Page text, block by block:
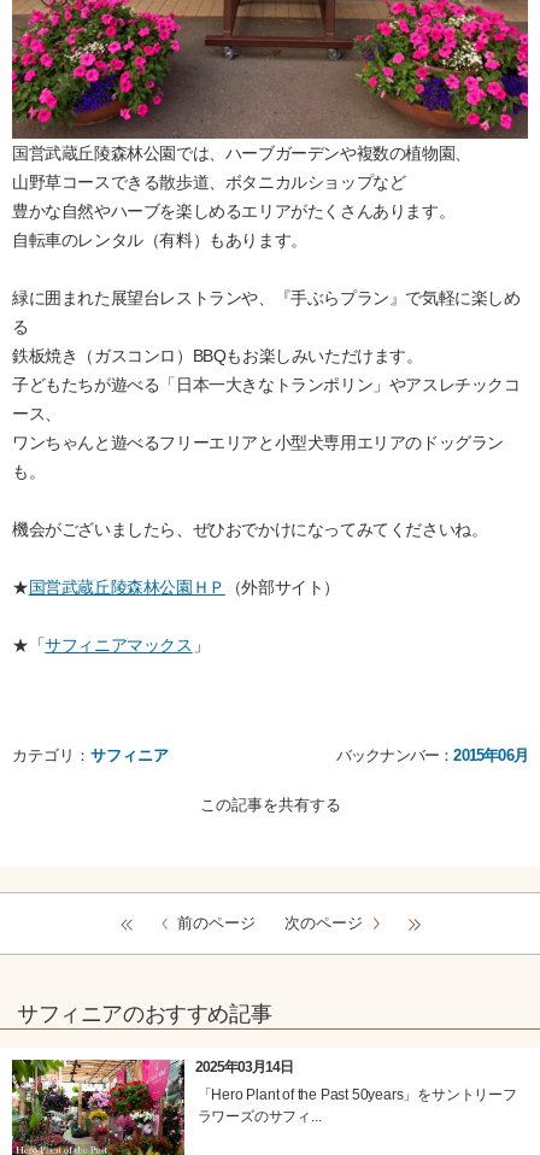
国営武蔵丘陵森林公園では、ハーブガーデンや複数の植物園、
山野草コースできる散歩道、ボタニカルショップなど
豊かな自然やハーブを楽しめるエリアがたくさんあります。
自転車のレンタル（有料）もあります。
緑に囲まれた展望台レストランや、『手ぶらプラン』で気軽に楽しめ
る
鉄板焼き（ガスコンロ）BBQもお楽しみいただけます。
子どもたちが遊べる「日本一大きなトランポリン」やアスレチックコ
ース、
ワンちゃんと遊べるフリーエリアと小型犬専用エリアのドッグラン
も。
機会がございましたら、ぜひおでかけになってみてくださいね。
★国営武蔵丘陵森林公園ＨＰ （外部サイト）
★「サフィニアマックス 」
カテゴリ： サフィニア バックナンバー：2015年06月
この記事を共有する
前のページ 次のページ
サフィニアのおすすめ記事
2025年03月14日
「Hero Plant of the Past 50years」をサントリーフ
ラワーズのサフィ...